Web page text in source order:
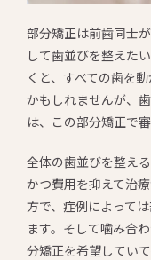
部分矯正は前歯同士
して歯並びを整えた
くと、すべての歯を
かもしれませんが、
は、この部分矯正で
全体の歯並びを整え
かつ費用を抑えて治
方で、症例によって
ます。そして噛み合
分矯正を希望してい